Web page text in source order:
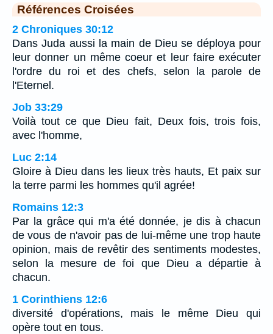
Références Croisées
2 Chroniques 30:12
Dans Juda aussi la main de Dieu se déploya pour
leur donner un même coeur et leur faire exécuter
l'ordre du roi et des chefs, selon la parole de
l'Eternel.
Job 33:29
Voilà tout ce que Dieu fait, Deux fois, trois fois,
avec l'homme,
Luc 2:14
Gloire à Dieu dans les lieux très hauts, Et paix sur
la terre parmi les hommes qu'il agrée!
Romains 12:3
Par la grâce qui m'a été donnée, je dis à chacun
de vous de n'avoir pas de lui-même une trop haute
opinion, mais de revêtir des sentiments modestes,
selon la mesure de foi que Dieu a départie à
chacun.
1 Corinthiens 12:6
diversité d'opérations, mais le même Dieu qui
opère tout en tous.